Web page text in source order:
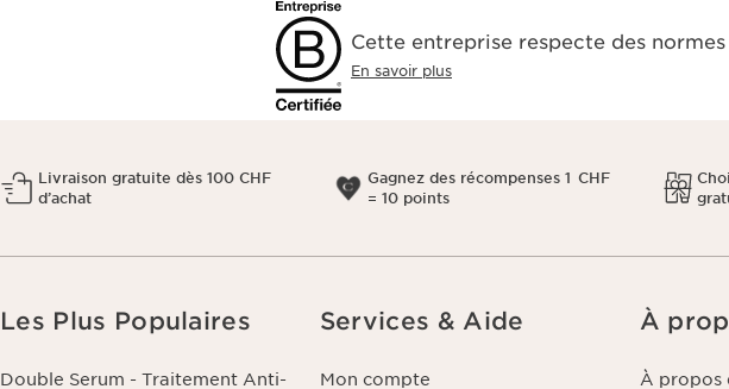
Cette entreprise respecte des
En savoir plus
Livraison gratuite dès 100 CHF
d’achat
Gagnez des récompenses 1 CHF
= 10 points
Les Plus Populaires
Double Serum - Traitement Anti-
Services & Aide
Mon compte
À
À propos